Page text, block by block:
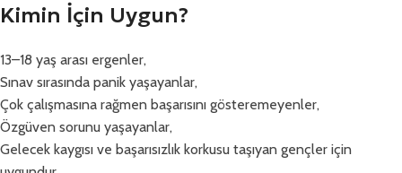
Kimin İçin Uygun?
13–18 yaş arası ergenler,
Sınav sırasında panik yaşayanlar,
Çok çalışmasına rağmen başarısını gösteremeyenler,
Özgüven sorunu yaşayanlar,
Gelecek kaygısı ve başarısızlık korkusu taşıyan gençler için